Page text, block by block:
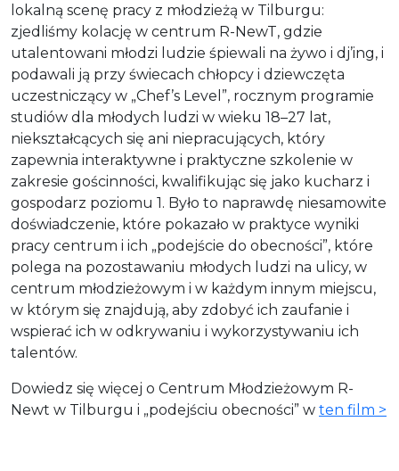
lokalną scenę pracy z młodzieżą w Tilburgu:
zjedliśmy kolację w centrum R-NewT, gdzie
utalentowani młodzi ludzie śpiewali na żywo i dj’ing, i
podawali ją przy świecach chłopcy i dziewczęta
uczestniczący w „Chef’s Level”, rocznym programie
studiów dla młodych ludzi w wieku 18–27 lat,
niekształcących się ani niepracujących, który
zapewnia interaktywne i praktyczne szkolenie w
zakresie gościnności, kwalifikując się jako kucharz i
gospodarz poziomu 1. Było to naprawdę niesamowite
doświadczenie, które pokazało w praktyce wyniki
pracy centrum i ich „podejście do obecności”, które
polega na pozostawaniu młodych ludzi na ulicy, w
centrum młodzieżowym i w każdym innym miejscu,
w którym się znajdują, aby zdobyć ich zaufanie i
wspierać ich w odkrywaniu i wykorzystywaniu ich
talentów.
Dowiedz się więcej o Centrum Młodzieżowym R-
Newt w Tilburgu i „podejściu obecności” w ten film >